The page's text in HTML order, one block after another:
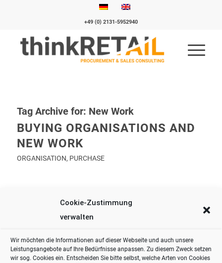
Cookie-Zustimmung
verwalten
Wir möchten die Informationen auf dieser Webseite und auch unsere
Leistungsangebote auf Ihre Bedürfnisse anpassen. Zu diesem Zweck setzen
wir sog. Cookies ein. Entscheiden Sie bitte selbst, welche Arten von Cookies
+49 (0) 2131-5952940
Tag Archive for: New Work
BUYING ORGANISATIONS AND
NEW WORK
ORGANISATION, PURCHASE
OCTOBER 21, 2021